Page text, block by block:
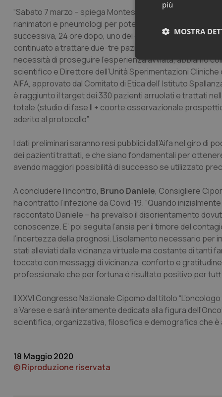
“Sabato 7 marzo – spiega Montesarchio – abbiamo
rianimatori e pneumologi per poter trattare i primi
successiva, 24 ore dopo, uno dei due aveva già avuto
continuato a trattare due-tre pazienti al giorno e
necessità di proseguire l’esperienza avviata, abbiamo
scientifico e Direttore dell’Unità Sperimentazioni
AIFA, approvato dal Comitato di Etica dell’ Istituto
è raggiunto il target dei 330 pazienti arruolati e trattati
totale (studio di fase II + coorte osservazionale
aderito al protocollo”.
I dati preliminari saranno resi pubblici dall’Aifa nel giro di
dei pazienti trattati, e che siano fondamentali per
avendo maggiori possibilità di successo se utilizzato
A concludere l’incontro, Bruno Daniele, Consigliere
ha contratto l’infezione da Covid-19. “Quando
raccontato Daniele – ha prevalso il disorientamento
conoscenze. E’ poi seguita l’ansia per il timore del
l’incertezza della prognosi. L’isolamento necessario
stati alleviati dalla vicinanza virtuale ma costante di tanti
toccato con messaggi di vicinanza, conforto e
professionale che per fortuna è risultato positivo per
Il XXVI Congresso Nazionale Cipomo dal titolo
a Varese e sarà interamente dedicata alla figura
scientifica, organizzativa, filosofica e demografica che è
18 Maggio 2020
© Riproduzione riservata
più
MOSTRA
I cookie necessari
e l'accesso alle aree
Nome
tracking-sites-
tracking-sites-
session-id